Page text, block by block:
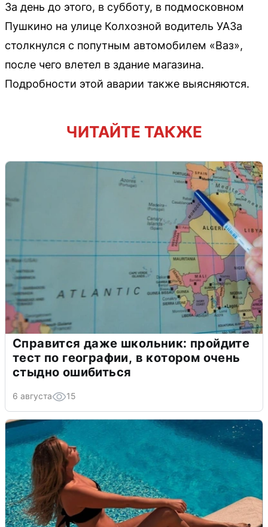
За день до этого, в субботу, в подмосковном
Пушкино на улице Колхозной водитель УАЗа
столкнулся с попутным автомобилем «Ваз»,
после чего влетел в здание магазина.
Подробности этой аварии также выясняются.
ЧИТАЙТЕ ТАКЖЕ
Справится даже школьник: пройдите
тест по географии, в котором очень
стыдно ошибиться
6 августа 15